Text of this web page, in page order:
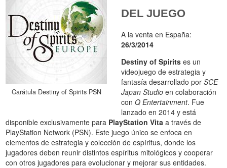
Carátula Destiny of Spirits PSN
DEL JUEGO
A la venta en España:
26/3/2014
Destiny of Spirits es un
videojuego de estrategia y
fantasía desarrollado porSCE
Japan Studio en colaboración
conQ Entertainment. Fue
lanzado en 2014 y está
disponible exclusivamente para PlayStation Vita a través de
PlayStation Network (PSN). Este juego único se enfoca en
elementos de estrategia y colección de espíritus, donde los
jugadores deben reunir distintos espíritus mitológicos y cooperar
con otros jugadores para evolucionar y mejorar sus entidades.